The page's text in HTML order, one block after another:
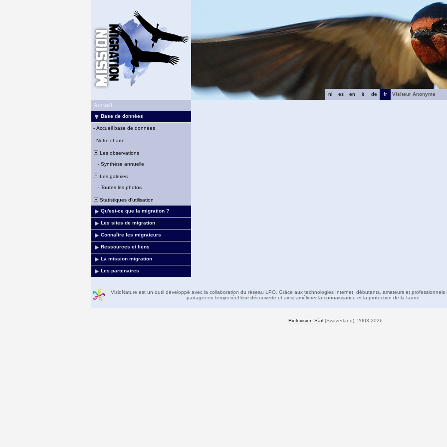
fr
de
it
en
es
nl
Visiteur Anonyme
Accueil
Base de données
- Accueil base de données
- Notre charte
Les observations
- Synthèse annuelle
Les galeries
- Toutes les photos
Statistiques d'utilisation
Qu'est-ce que la migration ?
Les sites de migration
Connaître les migrateurs
Ressources et liens
La mission migration
Les partenaires
VisioNature est un outil développé avec la collaboration du réseau LPO. Grâce aux technologies Internet, débutants, amateurs et professionnels
partager en temps réel leur découverte et ainsi améliorer la connaissance et la protection de la faune
Biolovision Sàrl (Switzerland), 2003-2026